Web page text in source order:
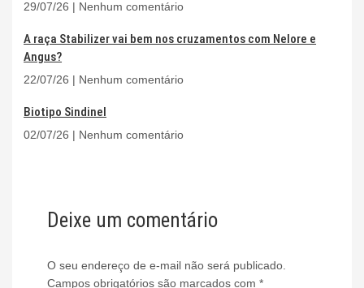
29/07/26 Nenhum comentário
A raça Stabilizer vai bem nos cruzamentos com Nelore e
Angus?
22/07/26 Nenhum comentário
Biotipo Sindinel
02/07/26 Nenhum comentário
Deixe um comentário
O seu endereço de e-mail não será publicado.
Campos obrigatórios são marcados com*